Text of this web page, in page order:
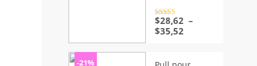
Note4.5
sur 5
$28,62 –
$35,52Plage
$28,62
-21%